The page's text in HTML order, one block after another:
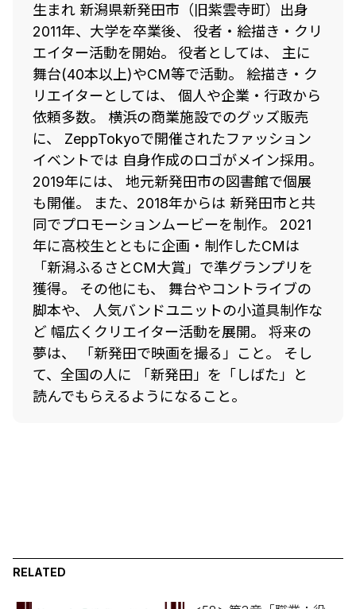
生まれ 新潟県新発田市（旧紫雲寺町）出身
2011年、大学を卒業後、 役者・絵描き・クリ
エイター活動を開始。 役者としては、 主に
舞台(40本以上)やCM等で活動。 絵描き・ク
リエイターとしては、 個人や企業・行政から
依頼多数。 横浜の商業施設でのグッズ販売
に、 ZeppTokyoで開催されたファッション
イベントでは 自身作成のロゴがメイン採用。
2019年には、 地元新発田市の図書館で個展
も開催。 また、2018年からは 新発田市と共
同でプロモーションムービーを制作。 2021
年に高校生とともに企画・制作したCMは
「新潟ふるさとCM大賞」で準グランプリを
獲得。 その他にも、 舞台やコントライブの
脚本や、 人気バンドユニットの小道具制作な
ど 幅広くクリエイター活動を展開。 将来の
夢は、 「新発田で映画を撮る」こと。 そし
て、全国の人に 「新発田」を「しばた」と
読んでもらえるようになること。
RELATED